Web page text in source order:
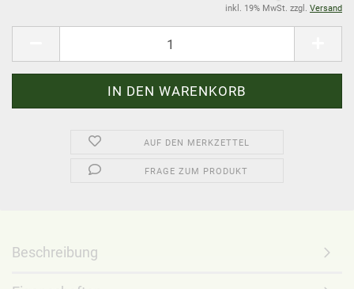
inkl. 19% MwSt. zzgl. Versand
AUF DEN MERKZETTEL
FRAGE ZUM PRODUKT
Beschreibung